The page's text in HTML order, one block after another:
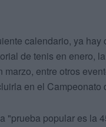
calendario, ya
de tenis en enero,
entre otros
en el Campeonato
"prueba popular es la